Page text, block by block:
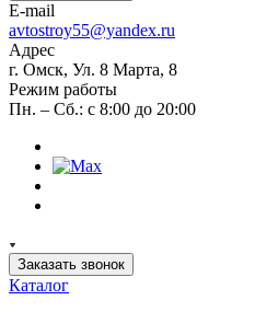
E-mail
avtostroy55@yandex.ru
Адрес
г. Омск, Ул. 8 Марта, 8
Режим работы
Пн. – Сб.: с 8:00 до 20:00
Заказать звонок
Каталог